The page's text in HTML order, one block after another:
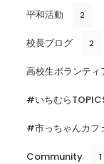
平和活動 2
校長ブログ 2
高校生ボランティ
#いちむら
#市っちゃんカフ
Community 1